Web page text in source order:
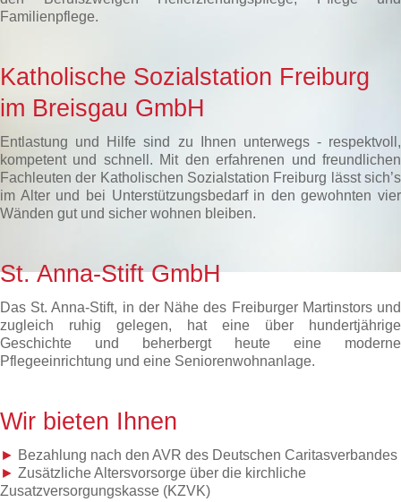
Familienpflege.
Katholische Sozialstation Freiburg
im Breisgau GmbH
Entlastung und Hilfe sind zu Ihnen unterwegs - respektvoll,
kompetent und schnell. Mit den erfahrenen und freundlichen
Fachleuten der Katholischen Sozialstation Freiburg lässt sich’s
im Alter und bei Unterstützungsbedarf in den gewohnten vier
Wänden gut und sicher wohnen bleiben.
St. Anna-Stift GmbH
Das St. Anna-Stift, in der Nähe des Freiburger Martinstors und
zugleich ruhig gelegen, hat eine über hundertjährige
Geschichte und beherbergt heute eine moderne
Pflegeeinrichtung und eine Seniorenwohnanlage.
Wir bieten Ihnen
► Bezahlung nach den AVR des Deutschen Caritasverbandes
► Zusätzliche Altersvorsorge über die kirchliche
Zusatzversorgungskasse (KZVK)